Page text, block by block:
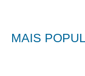
MAIS